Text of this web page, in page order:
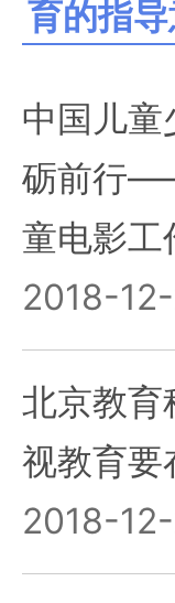
育的指
中国儿童
砺前行
童电影工
2018-
北京教育
视教育要
2018-